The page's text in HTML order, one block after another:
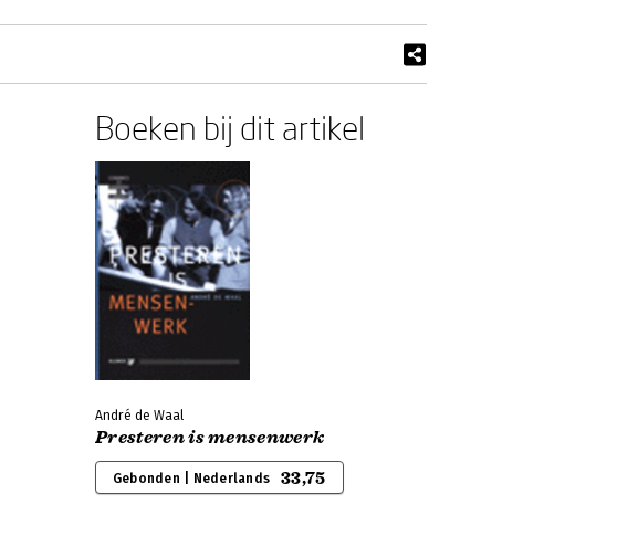
Boeken bij dit artikel
André de Waal
Presteren is mensenwerk
Gebonden | Nederlands 33,75